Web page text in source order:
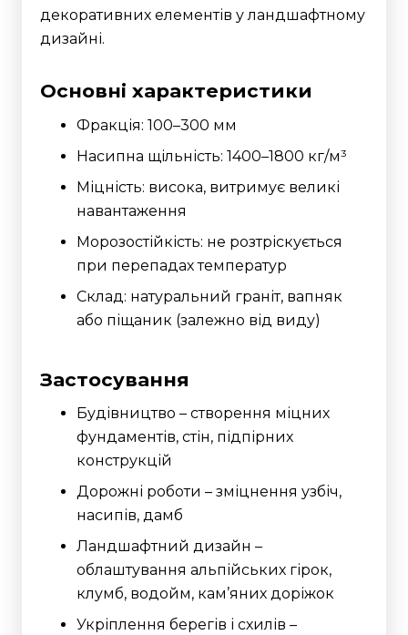
декоративних елементів у ландшафтному
дизайні.
Основні характеристики
Фракція: 100–300 мм
Насипна щільність: 1400–1800 кг/м³
Міцність: висока, витримує великі
навантаження
Морозостійкість: не розтріскується
при перепадах температур
Склад: натуральний граніт, вапняк
або піщаник (залежно від виду)
Застосування
Будівництво – створення міцних
фундаментів, стін, підпірних
конструкцій
Дорожні роботи – зміцнення узбіч,
насипів, дамб
Ландшафтний дизайн –
облаштування альпійських гірок,
клумб, водойм, кам’яних доріжок
Укріплення берегів і схилів –